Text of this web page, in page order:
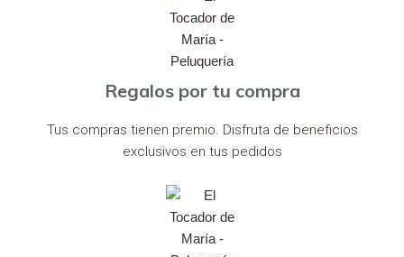
Regalos por tu compra
Tus compras tienen premio. Disfruta de beneficios
exclusivos en tus pedidos